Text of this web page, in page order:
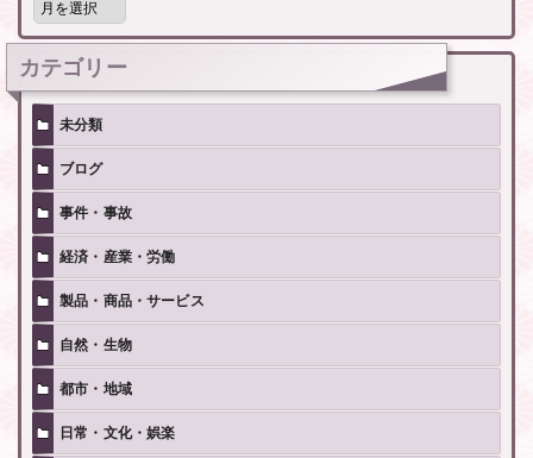
記
事
カテゴリー
未分類
ブログ
事件・事故
経済・産業・労働
製品・商品・サービス
自然・生物
都市・地域
日常・文化・娯楽